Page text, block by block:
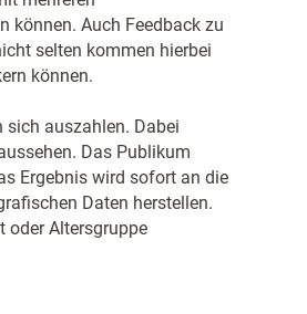
können. Auch Feedback zu
selten kommen hierbei
können.
sich auszahlen. Dabei
Das Publikum
Ergebnis wird sofort an die
Daten herstellen.
oder Altersgruppe